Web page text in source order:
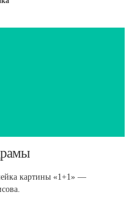
картины «1+1» —